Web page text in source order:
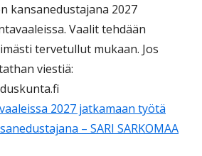
kansanedustajana 2027
Vaalit tehdään
tervetullut mukaan. Jos
viestiä:
2027 jatkamaan työtä
– SARI SARKOMAA